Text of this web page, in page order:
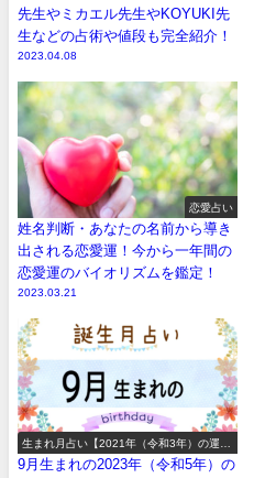
先生やミカエル先生やKOYUKI先
生などの占術や値段も完全紹介！
2023.04.08
恋愛占い
姓名判断・あなたの名前から導き
出される恋愛運！今から一年間の
恋愛運のバイオリズムを鑑定！
2023.03.21
生まれ月占い【2021年（令和3年）の運
勢】
9月生まれの2023年（令和5年）の